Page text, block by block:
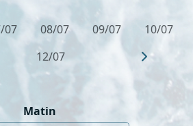
07 08/07 09/07
10/07
12/07
Matin